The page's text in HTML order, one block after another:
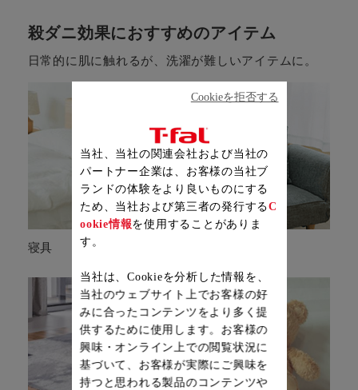
殺ダニ効果におすすめのアイテム
日常的に肌に触れるが、洗濯が難しいアイテムに。
寝具
当社、当社の関連会社および当社の
パートナー企業は、お客様の当社ブ
ランドの体験をより良いものにする
ため、当社および第三者の発行するC
ookie情報を使用することがありま
す。
当社は、Cookieを分析した情報を、
当社のウェブサイト上でお客様の好
みに合ったコンテンツをより多く提
供するために使用します。お客様の
興味・オンライン上での閲覧状況に
基づいて、お客様が実際にご興味を
持つと思われる製品のコンテンツや
Cookieを拒否する